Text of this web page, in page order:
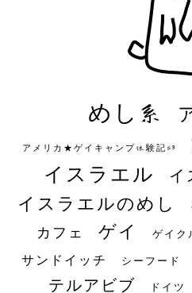
めし系
アメリカ★ゲイキャンプ体験記S3
イスラエル イ
イスラエルのめし
カフェ ゲイ ゲイク
サンドイッチ シーフード
テルアビブ ドイツ